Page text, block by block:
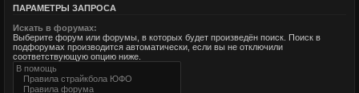
ПАРАМЕТРЫ ЗАПРОСА
Искать в форумах:
Выберите форум или форумы, в которых будет произведён поиск. Поиск в
подфорумах производится автоматически, если вы не отключили
соответствующую опцию ниже.